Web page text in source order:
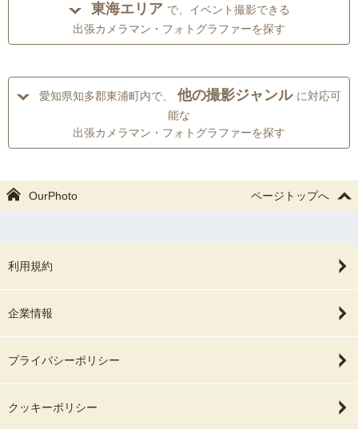
東海エリア で、イベント撮影できる
出張カメラマン・フォトグラファーを探す
愛知県知多郡東浦町内で、 他の撮影ジャンル に対応可
能な
出張カメラマン・フォトグラファーを探す
OurPhoto ページトップへ
利用規約
企業情報
プライバシーポリシー
クッキーポリシー